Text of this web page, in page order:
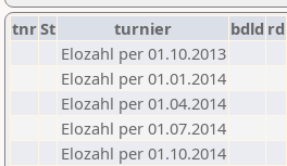
tnrSt turnier bdld rd
Elozahl per 01.10.2013
Elozahl per 01.01.2014
Elozahl per 01.04.2014
Elozahl per 01.07.2014
Elozahl per 01.10.2014